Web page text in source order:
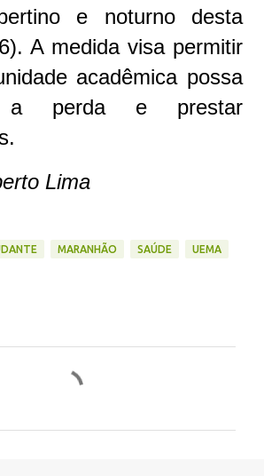
e noturno desta
A medida visa permitir
acadêmica possa
a perda e prestar
Lima
MARANHÃO SAÚDE UEMA